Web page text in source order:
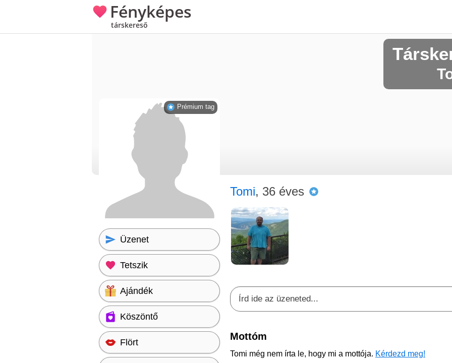
Fényképes
társkereső
Tomi, 36 éves
Mottóm
Tomi még nem írta le, hogy mi a mottója. Kérdezd meg!
Prémium tag
Üzenet
Tetszik
Ajándék
Köszöntő
Flört